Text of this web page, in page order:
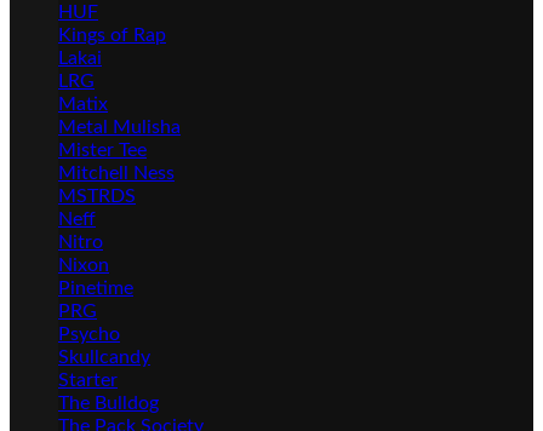
HUF
Kings of Rap
Lakai
LRG
Matix
Metal Mulisha
Mister Tee
Mitchell Ness
MSTRDS
Neff
Nitro
Nixon
Pinetime
PRG
Psycho
Skullcandy
Starter
The Bulldog
The Pack Society